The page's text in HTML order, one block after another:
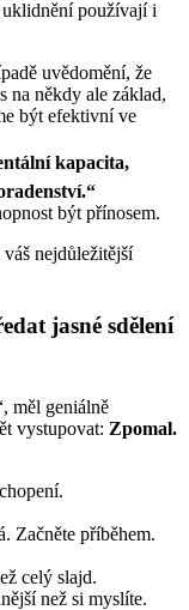
používají i
uvědomění, že
na někdy ale základ,
být efektivní ve
kapacita,
být přínosem.
nejdůležitější
jasné sdělení
měl geniálně
vystupovat: Zpomal.
Začněte příběhem.
celý slajd.
než si myslíte.